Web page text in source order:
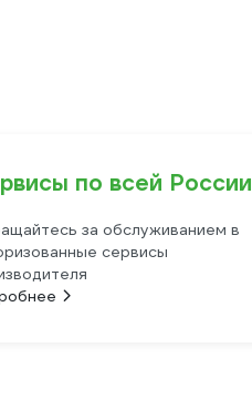
по всей России
за обслуживанием в
сервисы